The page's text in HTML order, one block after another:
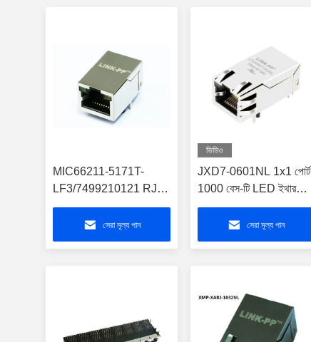
MIC66211-5171T-
LF3/7499210121 RJ45
PoE সংযোগকারী সংশোধনকারী
ব্রিজ LPJ4049HDNL
সেরা মূল্য পান
ভিডিও
JXD7-0601NL 1x1 পোর্ট
1000 বেস-টি LED ইথারনেট
Rj45 ল্যান জ্যাক ইন্ডাস্ট্রিয়াল
RJ45 POE সংযোগকারী
সেরা মূল্য পান